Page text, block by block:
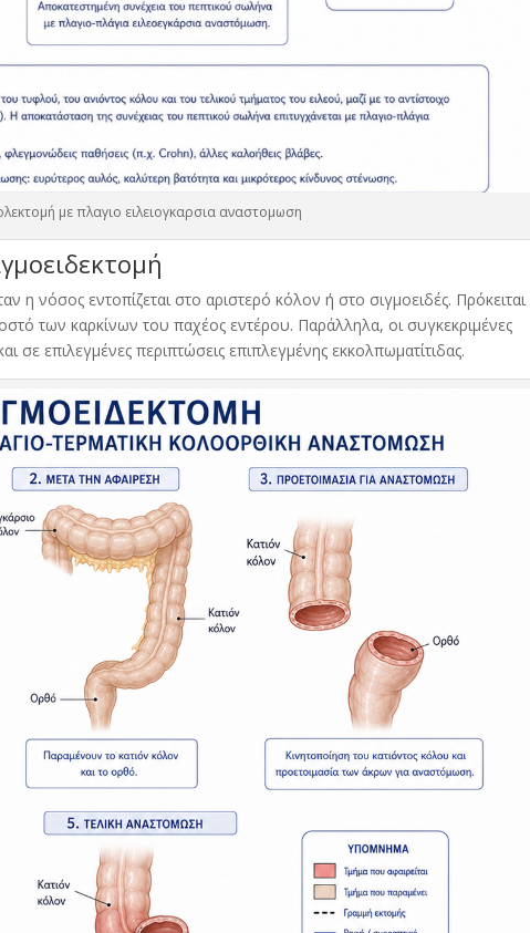
με πλαγιο ειλειογκαρσια αναστομωση
η νόσος εντοπίζεται στο αριστερό κόλον ή στο σιγμοειδές. Πρόκειται
των καρκίνων του παχέος εντέρου. Παράλληλα, οι συγκεκριμένες
σε επιλεγμένες περιπτώσεις επιπλεγμένης εκκολπωματίτιδας.